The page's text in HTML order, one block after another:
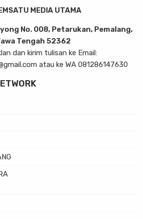
MEDIA UTAMA
No. 008, Petarukan, Pemalang,
Tengah 52362
dan kirim tulisan ke Email:
atau ke WA 081286147630